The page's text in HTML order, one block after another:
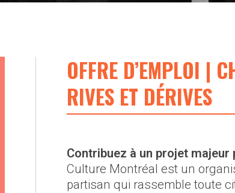
OFFRE D’EMPLOI |
RIVES ET DÉRIVES
Contribuez à un projet majeur
Culture Montréal est un
partisan qui rassemble toute